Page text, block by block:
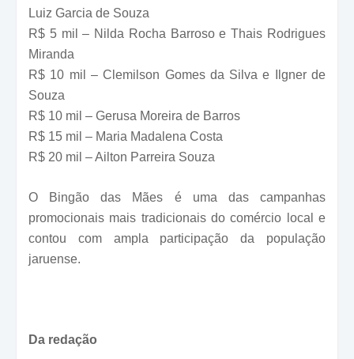
Luiz Garcia de Souza
R$ 5 mil – Nilda Rocha Barroso e Thais Rodrigues
Miranda
R$ 10 mil – Clemilson Gomes da Silva e Ilgner de
Souza
R$ 10 mil – Gerusa Moreira de Barros
R$ 15 mil – Maria Madalena Costa
R$ 20 mil – Ailton Parreira Souza
O Bingão das Mães é uma das campanhas
promocionais mais tradicionais do comércio local e
contou com ampla participação da população
jaruense.
Da redação